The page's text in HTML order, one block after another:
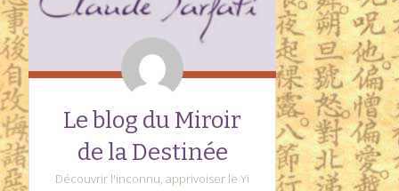
Le blog du Miroir
de la Destinée
Découvrir l'inconnu, apprivoiser le Yi